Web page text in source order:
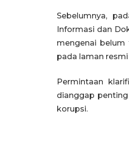
Sebelumnya,
Informasi dan
mengenai belum
pada laman
Permintaan
dianggap
korupsi.